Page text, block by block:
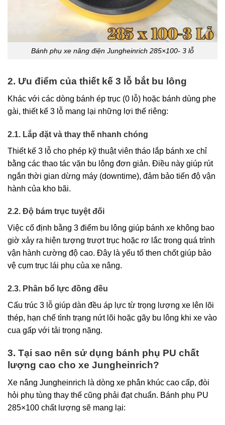
Bánh phụ xe nâng điện Jungheinrich 285×100- 3 lỗ
2. Ưu điểm của thiết kế 3 lỗ bắt bu lông
Khác với các dòng bánh ép trục (0 lỗ) hoặc bánh dùng phe
gài, thiết kế 3 lỗ mang lại những lợi thế riêng:
2.1. Lắp đặt và thay thế nhanh chóng
Thiết kế 3 lỗ cho phép kỹ thuật viên tháo lắp bánh xe chỉ
bằng các thao tác vặn bu lông đơn giản. Điều này giúp rút
ngắn thời gian dừng máy (downtime), đảm bảo tiến độ vận
hành của kho bãi.
2.2. Độ bám trục tuyệt đối
Việc cố định bằng 3 điểm bu lông giúp bánh xe không bao
giờ xảy ra hiện tượng trượt trục hoặc rơ lắc trong quá trình
vận hành cường độ cao. Đây là yếu tố then chốt giúp bảo
vệ cụm trục lái phụ của xe nâng.
2.3. Phân bổ lực đồng đều
Cấu trúc 3 lỗ giúp dàn đều áp lực từ trọng lượng xe lên lõi
thép, hạn chế tình trạng nứt lõi hoặc gãy bu lông khi xe vào
cua gấp với tải trọng nặng.
3. Tại sao nên sử dụng bánh phụ PU chất
lượng cao cho xe Jungheinrich?
Xe nâng Jungheinrich là dòng xe phân khúc cao cấp, đòi
hỏi phụ tùng thay thế cũng phải đạt chuẩn. Bánh phụ PU
285×100 chất lượng sẽ mang lại: